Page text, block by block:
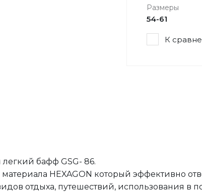
Размеры
54-61
К
бафф GSG- 86.
HEXAGON который эффективно
отдыха, путешествий, использования в